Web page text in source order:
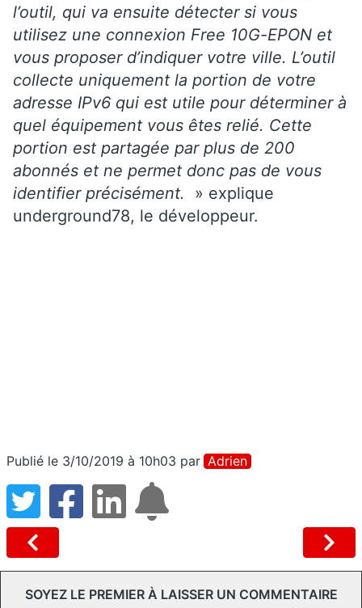
l’outil, qui va ensuite détecter si vous
utilisez une connexion Free 10G-EPON et
vous proposer d’indiquer votre ville. L’outil
collecte uniquement la portion de votre
adresse IPv6 qui est utile pour déterminer à
quel équipement vous êtes relié. Cette
portion est partagée par plus de 200
abonnés et ne permet donc pas de vous
identifier précisément.
» explique
underground78, le développeur.
Publié le 3/10/2019 à 10h03 par Adrien
SOYEZ LE PREMIER À LAISSER UN COMMENTAIRE